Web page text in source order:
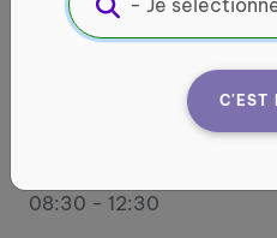
C'EST
Informations
lundi : 08:30 - 12:30 /
08:30 - 12:30